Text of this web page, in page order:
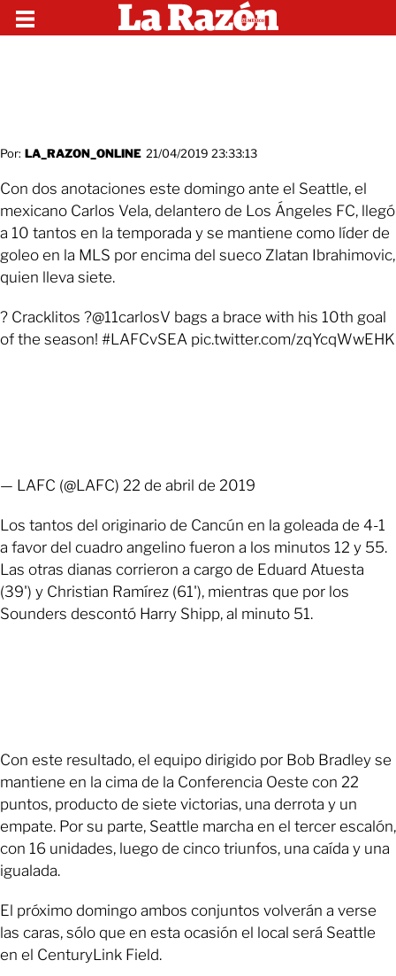
Por: LA_RAZON_ONLINE 21/04/2019 23:33:13
Con dos anotaciones este domingo ante el Seattle, el
mexicano Carlos Vela, delantero de Los Ángeles FC, llegó
a 10 tantos en la temporada y se mantiene como líder de
goleo en la MLS por encima del sueco Zlatan Ibrahimovic,
quien lleva siete.
? Cracklitos ?@11carlosV bags a brace with his 10th goal
of the season! #LAFCvSEA pic.twitter.com/zqYcqWwEHK
— LAFC (@LAFC) 22 de abril de 2019
Los tantos del originario de Cancún en la goleada de 4-1
a favor del cuadro angelino fueron a los minutos 12 y 55.
Las otras dianas corrieron a cargo de Eduard Atuesta
(39') y Christian Ramírez (61'), mientras que por los
Sounders descontó Harry Shipp, al minuto 51.
Con este resultado, el equipo dirigido por Bob Bradley se
mantiene en la cima de la Conferencia Oeste con 22
puntos, producto de siete victorias, una derrota y un
empate. Por su parte, Seattle marcha en el tercer escalón,
con 16 unidades, luego de cinco triunfos, una caída y una
igualada.
El próximo domingo ambos conjuntos volverán a verse
las caras, sólo que en esta ocasión el local será Seattle
en el CenturyLink Field.